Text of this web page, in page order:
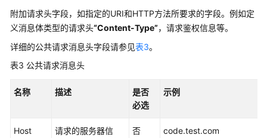
户
指
（阿
布
附加请求头字段，如指定的URI和HTTP方法所要求的字段。例如定
义消息体类型的请求头“Content-Type”，请求鉴权信息等。
详细的公共请求消息头字段请参见表3。
表3 公共请求消息头
名称 描述
是否
必选
示例
Host
请求的服务器信
否
code.test.com